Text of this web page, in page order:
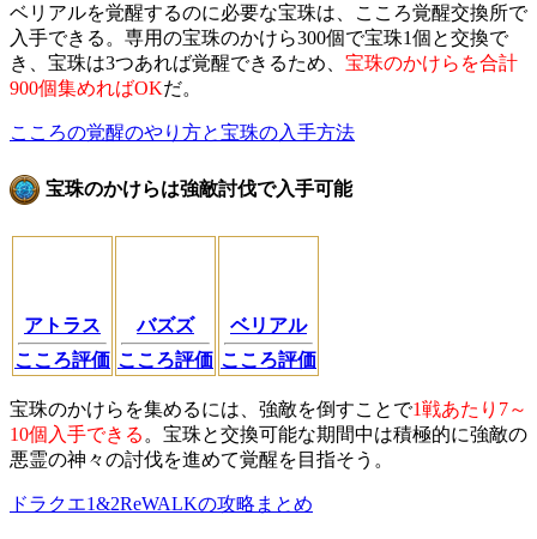
ベリアルを覚醒するのに必要な宝珠は、こころ覚醒交換所で
入手できる。専用の宝珠のかけら300個で宝珠1個と交換で
き、宝珠は3つあれば覚醒できるため、 宝珠のかけらを合計
900個集めればOKだ。
こころの覚醒のやり方と宝珠の入手方法
宝珠のかけらは強敵討伐で入手可能
アトラス
こころ評価
バズズ
こころ評価
ベリアル
こころ評価
宝珠のかけらを集めるには、強敵を倒すことで1戦あたり7～
10個入手できる 。宝珠と交換可能な期間中は積極的に強敵の
悪霊の神々の討伐を進めて覚醒を目指そう。
ドラクエ1&2ReWALKの攻略まとめ